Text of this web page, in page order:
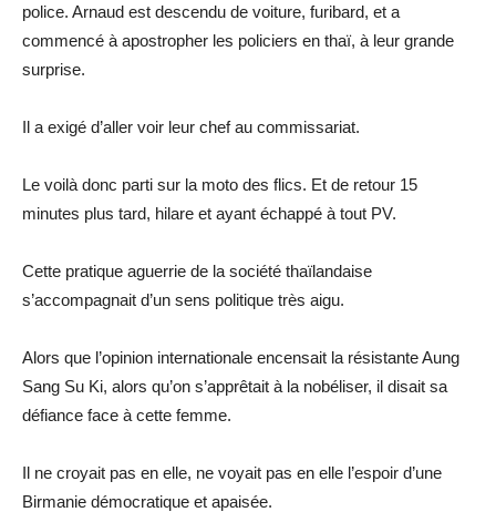
police. Arnaud est descendu de voiture, furibard, et a
commencé à apostropher les policiers en thaï, à leur grande
surprise.
Il a exigé d’aller voir leur chef au commissariat.
Le voilà donc parti sur la moto des flics. Et de retour 15
minutes plus tard, hilare et ayant échappé à tout PV.
Cette pratique aguerrie de la société thaïlandaise
s’accompagnait d’un sens politique très aigu.
Alors que l’opinion internationale encensait la résistante Aung
Sang Su Ki, alors qu’on s’apprêtait à la nobéliser, il disait sa
défiance face à cette femme.
Il ne croyait pas en elle, ne voyait pas en elle l’espoir d’une
Birmanie démocratique et apaisée.